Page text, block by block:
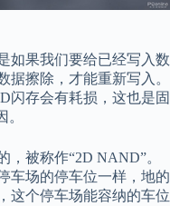
如果我们要给已经写入数
据擦除，才能重新写入。
闪存会有耗损，这也是固
被称作“2D NAND”。
车场的停车位一样，地的
这个停车场能容纳的车位